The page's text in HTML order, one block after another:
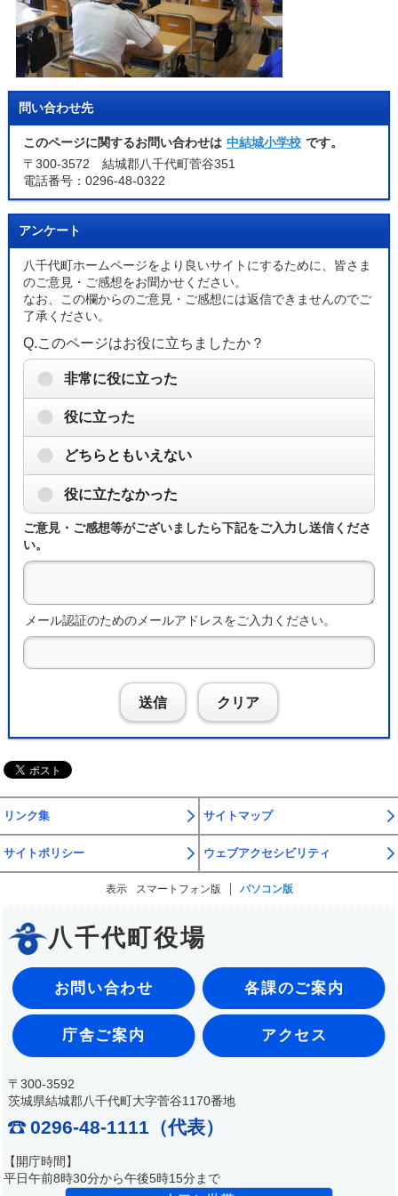
問い合わせ先
このページに関するお問い合わせは 中結城小学校 です。
〒300-3572 結城郡八千代町菅谷351
電話番号：0296-48-0322
アンケート
八千代町ホームページをより良いサイトにするために、皆さま
のご意見・ご感想をお聞かせください。
なお、この欄からのご意見・ご感想には返信できませんのでご
了承ください。
Q.このページはお役に立ちましたか？
非常に役に立った
役に立った
どちらともいえない
役に立たなかった
ご意見・ご感想等がございましたら下記をご入力し送信くださ
い。
メール認証のためのメールアドレスをご入力ください。
送信 クリア
リンク集 サイトマップ
サイトポリシー ウェブアクセシビリティ
表示 スマートフォン版 パソコン版
八千代町役場
お問い合わせ 各課のご案内
庁舎ご案内 アクセス
〒300-3592
茨城県結城郡八千代町大字菅谷1170番地
0296-48-1111（代表）
【開庁時間】
平日午前8時30分から午後5時15分まで